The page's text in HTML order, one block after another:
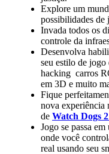
Explore um
possibilidades de
Invada todos os
controle da
Desenvolva
seu estilo de jogo
hacking carros
em 3D e muito
Fique
nova experiência
de Watch Dogs
Jogo se passa
onde você
real usando seu